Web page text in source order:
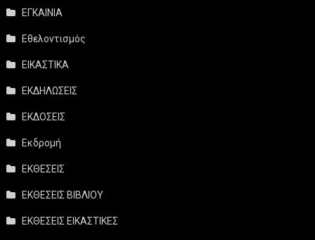
ΕΓΚΑΙΝΙΑ
Εθελοντισμός
ΕΙΚΑΣΤΙΚΑ
ΕΚΔΗΛΩΣΕΙΣ
ΕΚΔΟΣΕΙΣ
Εκδρομή
ΕΚΘΕΣΕΙΣ
ΕΚΘΕΣΕΙΣ ΒΙΒΛΙΟΥ
ΕΚΘΕΣΕΙΣ ΕΙΚΑΣΤΙΚΕΣ